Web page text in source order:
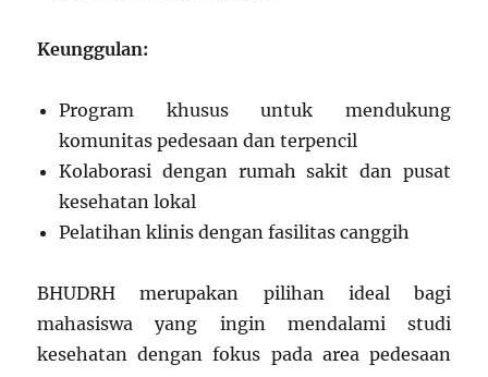
Keunggulan:
Program khusus untuk mendukung
komunitas pedesaan dan terpencil
Kolaborasi dengan rumah sakit dan pusat
kesehatan lokal
Pelatihan klinis dengan fasilitas canggih
BHUDRH merupakan pilihan ideal bagi
mahasiswa yang ingin mendalami studi
kesehatan dengan fokus pada area pedesaan